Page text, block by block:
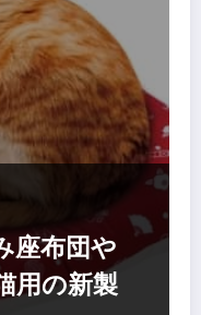
座布団や
用の新製